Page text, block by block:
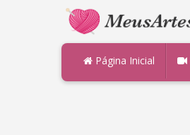
Página Inicial